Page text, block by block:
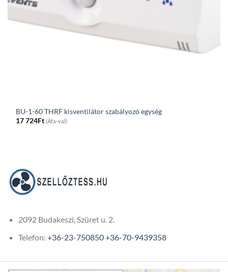
BU-1-60 THRF kisventilátor szabályozó egység
17 724Ft (Áfa-val)
2092 Budakeszi, Szüret u. 2.
Telefon: +36-23-750850+36-70-9439358